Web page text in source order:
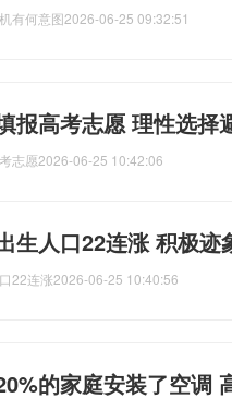
有何意图2026-06-25 09:32:51
报高考志愿 理性选择
志愿2026-06-25 10:42:06
生人口22连涨 积极迹
22连涨2026-06-25 10:40:56
的家庭安装了空调